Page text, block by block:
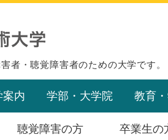
者・聴覚障害者のための大学です。
案内 学部・大学院 教育
聴覚障害の方 卒業生の